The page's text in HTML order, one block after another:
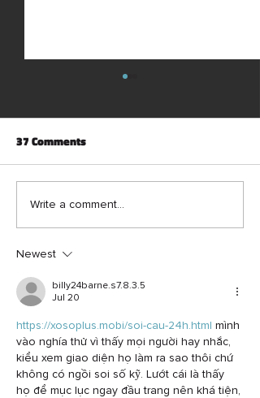
Jazzology Episode 20
37 Comments
Write a comment...
Newest
billy24barne.s7.8.3.5
Jul 20
https://xosoplus.mobi/soi-cau-24h.html mình
vào nghía thử vì thấy mọi người hay nhắc,
kiểu xem giao diện họ làm ra sao thôi chứ
không có ngồi soi số kỹ. Lướt cái là thấy
họ để mục lục ngay đầu trang nên khá tiện,